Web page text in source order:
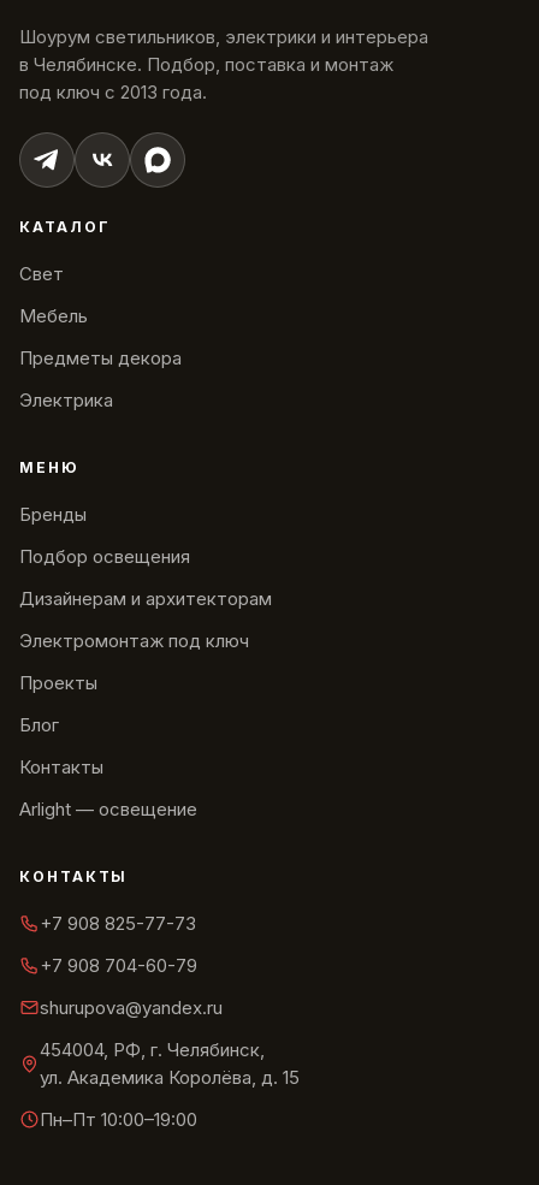
Шоурум светильников, электрики и интерьера
в Челябинске. Подбор, поставка и монтаж
под ключ с 2013 года.
КАТАЛОГ
Свет
Мебель
Предметы декора
Электрика
МЕНЮ
Бренды
Подбор освещения
Дизайнерам и архитекторам
Электромонтаж под ключ
Проекты
Блог
Контакты
Arlight — освещение
КОНТАКТЫ
+7 908 825-77-73
+7 908 704-60-79
shurupova@yandex.ru
454004, РФ, г. Челябинск,
ул. Академика Королёва, д. 15
Пн–Пт 10:00–19:00